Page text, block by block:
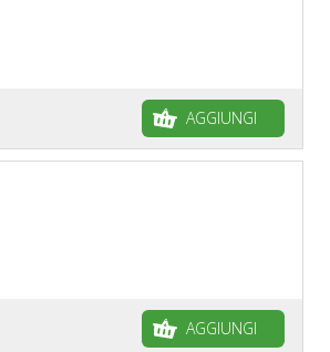
AGGIUNGI
AGGIUNGI